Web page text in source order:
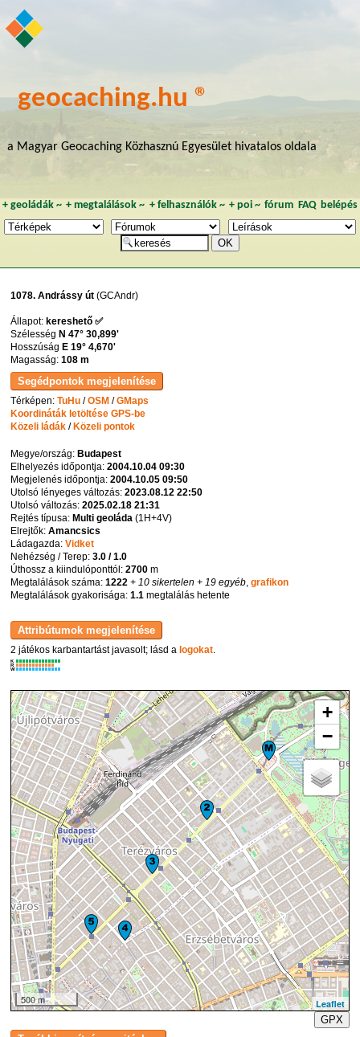
geocaching.hu ®
a Magyar Geocaching Közhasznú Egyesület hivatalos oldala
+ geoládák~ +megtalálások ~ + felhasználók~ + poi~ fórum FAQ belépés
1078. Andrássy út (GCAndr)
Állapot: kereshető ✅
Szélesség N 47° 30,899'
Hosszúság E 19° 4,670'
Magasság:108 m
Térképen:TuHu /OSM /GMaps
Koordináták letöltése GPS-be
Közeli ládák / Közeli pontok
Megye/ország: Budapest
Elhelyezés időpontja:2004.10.04 09:30
Megjelenés időpontja:2004.10.05 09:50
Utolsó lényeges változás:2023.08.12 22:50
Utolsó változás:2025.02.18 21:31
Rejtés típusa: Multi geoláda (1H+4V)
Elrejtők:Amancsics
Ládagazda:Vidket
Nehézség / Terep:3.0 / 1.0
Úthossz a kiindulóponttól:2700 m
Megtalálások száma:1222 + 10 sikertelen + 19 egyéb,grafikon
Megtalálások gyakorisága:1.1 megtalálás hetente
2 játékos karbantartást javasolt; lásd a logokat.
K
R
W
+
−
500 m
Leaflet
GPX